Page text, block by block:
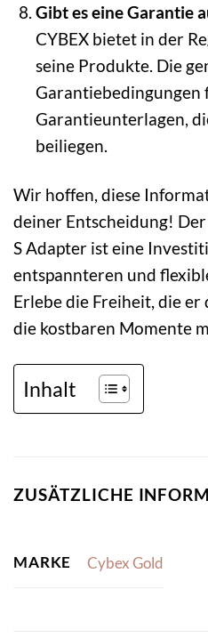
Gibt es eine Garantie
CYBEX bietet in der
seine Produkte. Die
Garantiebedingungen
Garantieunterlagen,
beiliegen.
Wir hoffen, diese
deiner Entscheidung! Der
S Adapter ist eine
entspannteren und
Erlebe die Freiheit, die
die kostbaren Momente
Inhalt
ZUSÄTZLICHE
MARKE Cybex Gold